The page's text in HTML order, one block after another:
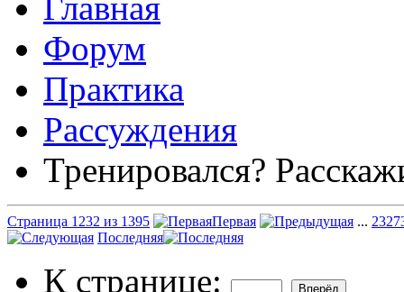
Форум
Практика
Рассуждения
Тренировался?
Страница 1232 из 1395 Первая ... 232
Последняя
К странице: